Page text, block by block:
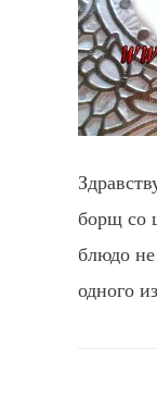
борщ со
блюдо
одного